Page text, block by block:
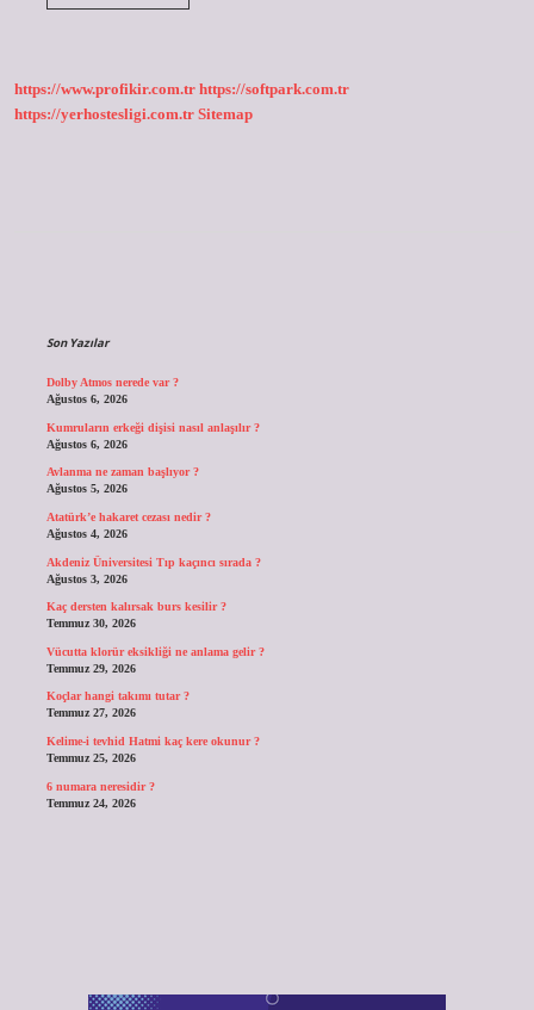
https://www.profikir.com.tr https://softpark.com.tr
https://yerhostesligi.com.tr Sitemap
Son Yazılar
Dolby Atmos nerede var ?
Ağustos 6, 2026
Kumruların erkeği dişisi nasıl anlaşılır ?
Ağustos 6, 2026
Avlanma ne zaman başlıyor ?
Ağustos 5, 2026
Atatürk’e hakaret cezası nedir ?
Ağustos 4, 2026
Akdeniz Üniversitesi Tıp kaçıncı sırada ?
Ağustos 3, 2026
Kaç dersten kalırsak burs kesilir ?
Temmuz 30, 2026
Vücutta klorür eksikliği ne anlama gelir ?
Temmuz 29, 2026
Koçlar hangi takımı tutar ?
Temmuz 27, 2026
Kelime-i tevhid Hatmi kaç kere okunur ?
Temmuz 25, 2026
6 numara neresidir ?
Temmuz 24, 2026